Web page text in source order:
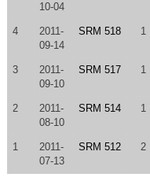
10-04
4
2011-
09-14
SRM 518 1
3
2011-
09-10
SRM 517 1
2
2011-
08-10
SRM 514 1
1
2011-
07-13
SRM 512 2